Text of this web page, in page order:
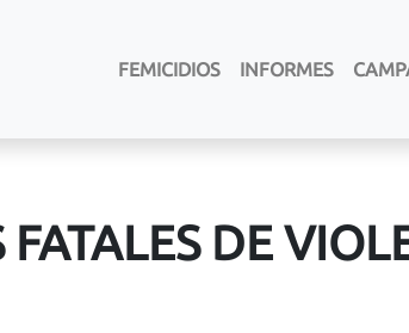
FEMICIDIOS INFORMES
DE